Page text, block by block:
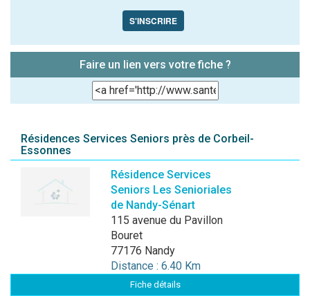
S'INSCRIRE
Faire un lien vers votre fiche ?
Résidences Services Seniors près de Corbeil-
Essonnes
Résidence Services
Seniors Les Senioriales
de Nandy-Sénart
115 avenue du Pavillon
Bouret
77176 Nandy
Distance : 6.40 Km
Fiche détails